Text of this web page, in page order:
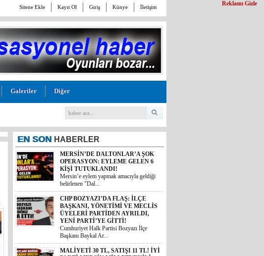
Sitene Ekle Kayıt Ol Giriş Künye İletişim
Galeriler Diğer
EN SON HABERLER
CHP BOZYAZI’DA FLAŞ: İLÇE
BAŞKANI, YÖNETİMİ VE MECLİS
ÜYELERİ PARTİDEN AYRILDI,
YENİ PARTİ’YE GİTTİ!
Cumhuriyet Halk Partisi Bozyazı İlçe
Başkanı Baykal Ar...
MALİYETİ 30 TL, SATIŞI 11 TL! İYİ
PARTİ MERSİN MİLLETVEKİLİ
BURHANETTİN KOCAMAZ’DAN
İKTİDARA “ÜZÜM” TEPKİSİ: “BU
KADAR VİCDANSIZLIK
YAPMAYIN!”
İYİ Parti Yerel Yönetimlerden Sorumlu
Reklamı Gizle